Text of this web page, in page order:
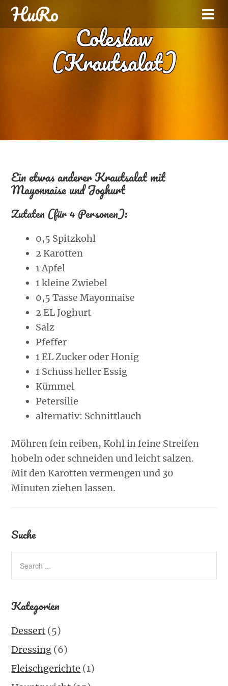
HuRo
Coleslaw
(Krautsalat)
Ein etwas anderer Krautsalat mit
Mayonnaise und Joghurt
Zutaten (für 4 Personen):
0,5 Spitzkohl
2 Karotten
1 Apfel
1 kleine Zwiebel
0,5 Tasse Mayonnaise
2 EL Joghurt
Salz
Pfeffer
1 EL Zucker oder Honig
1 Schuss heller Essig
Kümmel
Petersilie
alternativ: Schnittlauch
Möhren fein reiben, Kohl in feine Streifen
hobeln oder schneiden und leicht salzen.
Mit den Karotten vermengen und 30
Minuten ziehen lassen.
Suche
Kategorien
Dessert (5)
Dressing (6)
Fleischgerichte (1)